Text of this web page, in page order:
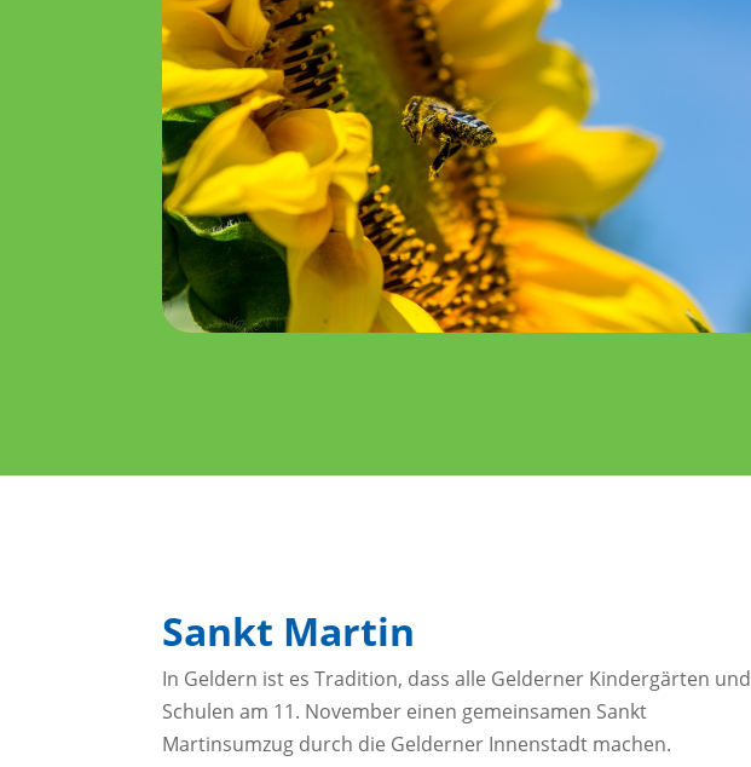
Sankt Martin
In Geldern ist es Tradition, dass alle Gelderner Kindergärten und
Schulen am 11. November einen gemeinsamen Sankt
Martinsumzug durch die Gelderner Innenstadt machen.